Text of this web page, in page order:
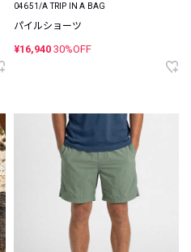
04651/A TRIP IN A BAG
パイルショーツ
¥16,940 30%OFF